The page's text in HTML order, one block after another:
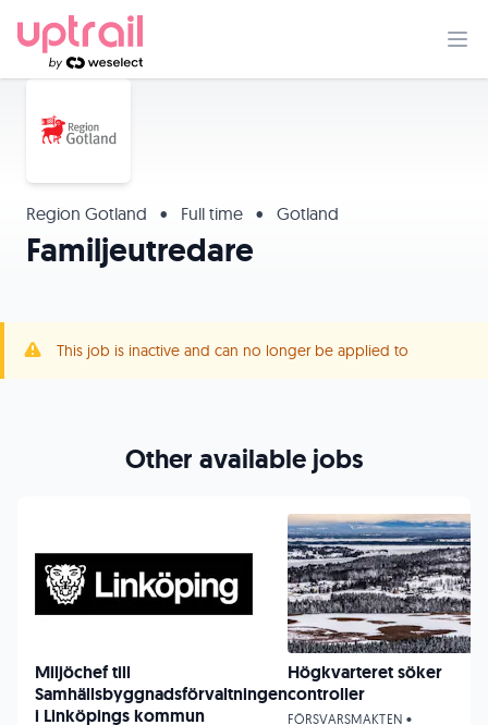
Region Gotland • Full time • Gotland
Familjeutredare
This job is inactive and can no longer be applied to
Other available jobs
Miljöchef till
Samhällsbyggnadsförvaltningen
i Linköpings kommun
Högkvarteret söker
controller
FÖRSVARSMAKTEN •